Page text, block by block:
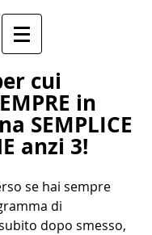
cui
in
SEMPLICE
anzi 3!
se hai sempre
di
dopo smesso,